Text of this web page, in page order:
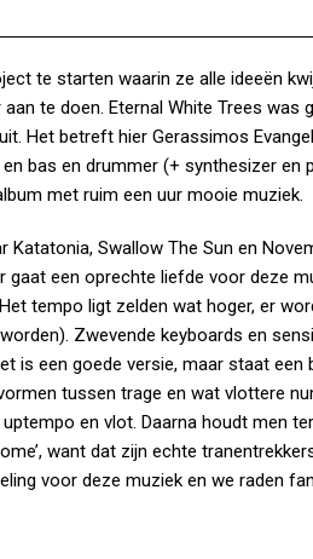
te starten waarin ze alle ideeën
te doen. Eternal White Trees was
Het betreft hier Gerassimos
bas en drummer (+ synthesizer en
met ruim een uur mooie muziek.
Swallow The Sun en
gaat een oprechte liefde voor deze
tempo ligt zelden wat hoger, er
Zwevende keyboards en
is een goede versie, maar staat een
tussen trage en wat vlottere
en vlot. Daarna houdt men
want dat zijn echte
voor deze muziek en we raden